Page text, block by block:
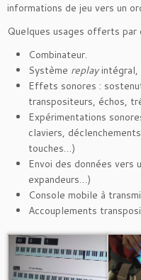
informations de jeu vers un
Quelques usages offerts par
Combinateur.
Système replayintégral,
Effets sonores :
transpositeurs, échos,
Expérimentations
claviers,
touches…)
Envoi des données
expandeurs…)
Console mobile à
Accouplements